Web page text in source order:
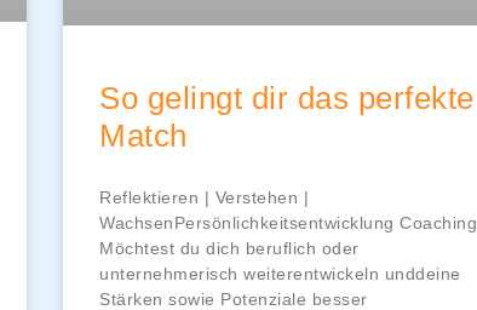
So gelingt dir das perfekte
Match
Reflektieren | Verstehen |
WachsenPersönlichkeitsentwicklung Coaching
Möchtest du dich beruflich oder
unternehmerisch weiterentwickeln unddeine
Stärken sowie Potenziale besser